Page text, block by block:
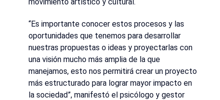
“Es importante conocer estos procesos y las
oportunidades que tenemos para desarrollar
nuestras propuestas o ideas y proyectarlas con
una visión mucho más amplia de la que
manejamos, esto nos permitirá crear un proyecto
más estructurado para lograr mayor impacto en
la sociedad”, manifestó el psicólogo y gestor